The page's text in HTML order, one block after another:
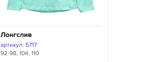
Лонгслив
артикул: 5717
92-98, 104, 110